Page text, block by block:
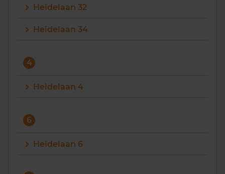
Heidelaan 32
Heidelaan 34
4
Heidelaan 4
6
Heidelaan 6